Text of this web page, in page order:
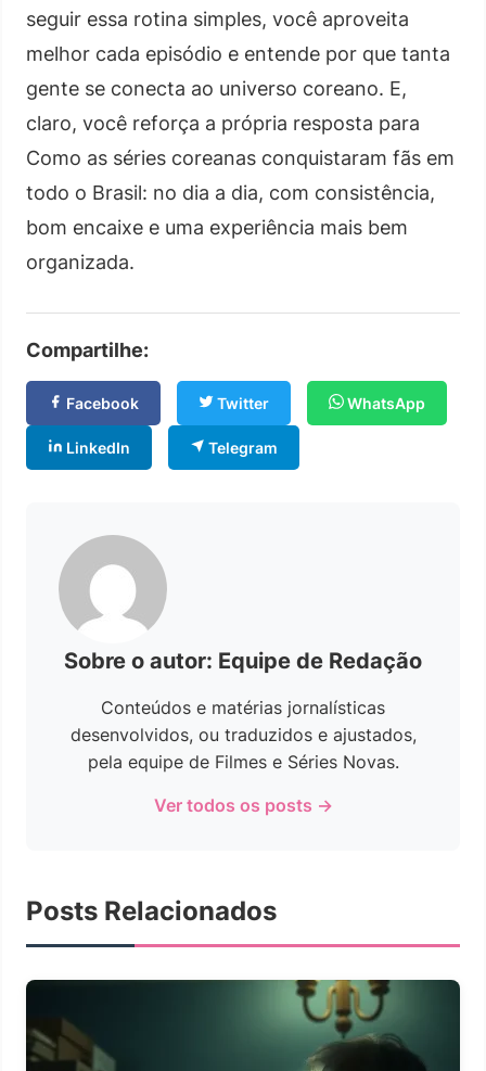
seguir essa rotina simples, você aproveita
melhor cada episódio e entende por que tanta
gente se conecta ao universo coreano. E,
claro, você reforça a própria resposta para
Como as séries coreanas conquistaram fãs em
todo o Brasil: no dia a dia, com consistência,
bom encaixe e uma experiência mais bem
organizada.
Compartilhe:
Facebook Twitter WhatsApp
LinkedIn Telegram
Sobre o autor: Equipe de Redação
Conteúdos e matérias jornalísticas
desenvolvidos, ou traduzidos e ajustados,
pela equipe de Filmes e Séries Novas.
Ver todos os posts →
Posts Relacionados